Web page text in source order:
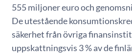
555 miljoner euro och
De utestående
säkerhet från övriga
uppskattningsvis 3 % av de